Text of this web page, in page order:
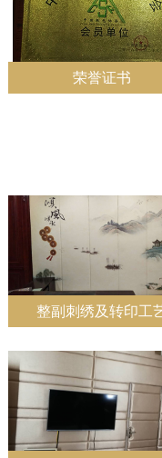
荣誉证书
整副刺绣及转印工